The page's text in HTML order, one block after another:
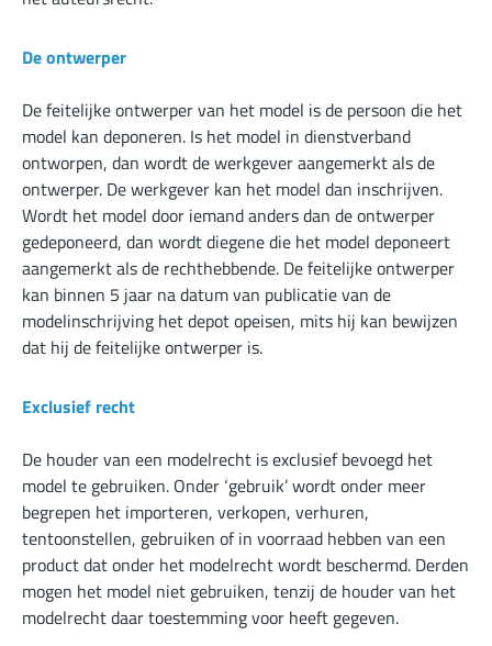
De ontwerper
De feitelijke ontwerper van het model is de persoon die het
model kan deponeren. Is het model in dienstverband
ontworpen, dan wordt de werkgever aangemerkt als de
ontwerper. De werkgever kan het model dan inschrijven.
Wordt het model door iemand anders dan de ontwerper
gedeponeerd, dan wordt diegene die het model deponeert
aangemerkt als de rechthebbende. De feitelijke ontwerper
kan binnen 5 jaar na datum van publicatie van de
modelinschrijving het depot opeisen, mits hij kan bewijzen
dat hij de feitelijke ontwerper is.
Exclusief recht
De houder van een modelrecht is exclusief bevoegd het
model te gebruiken. Onder ‘gebruik’ wordt onder meer
begrepen het importeren, verkopen, verhuren,
tentoonstellen, gebruiken of in voorraad hebben van een
product dat onder het modelrecht wordt beschermd. Derden
mogen het model niet gebruiken, tenzij de houder van het
modelrecht daar toestemming voor heeft gegeven.